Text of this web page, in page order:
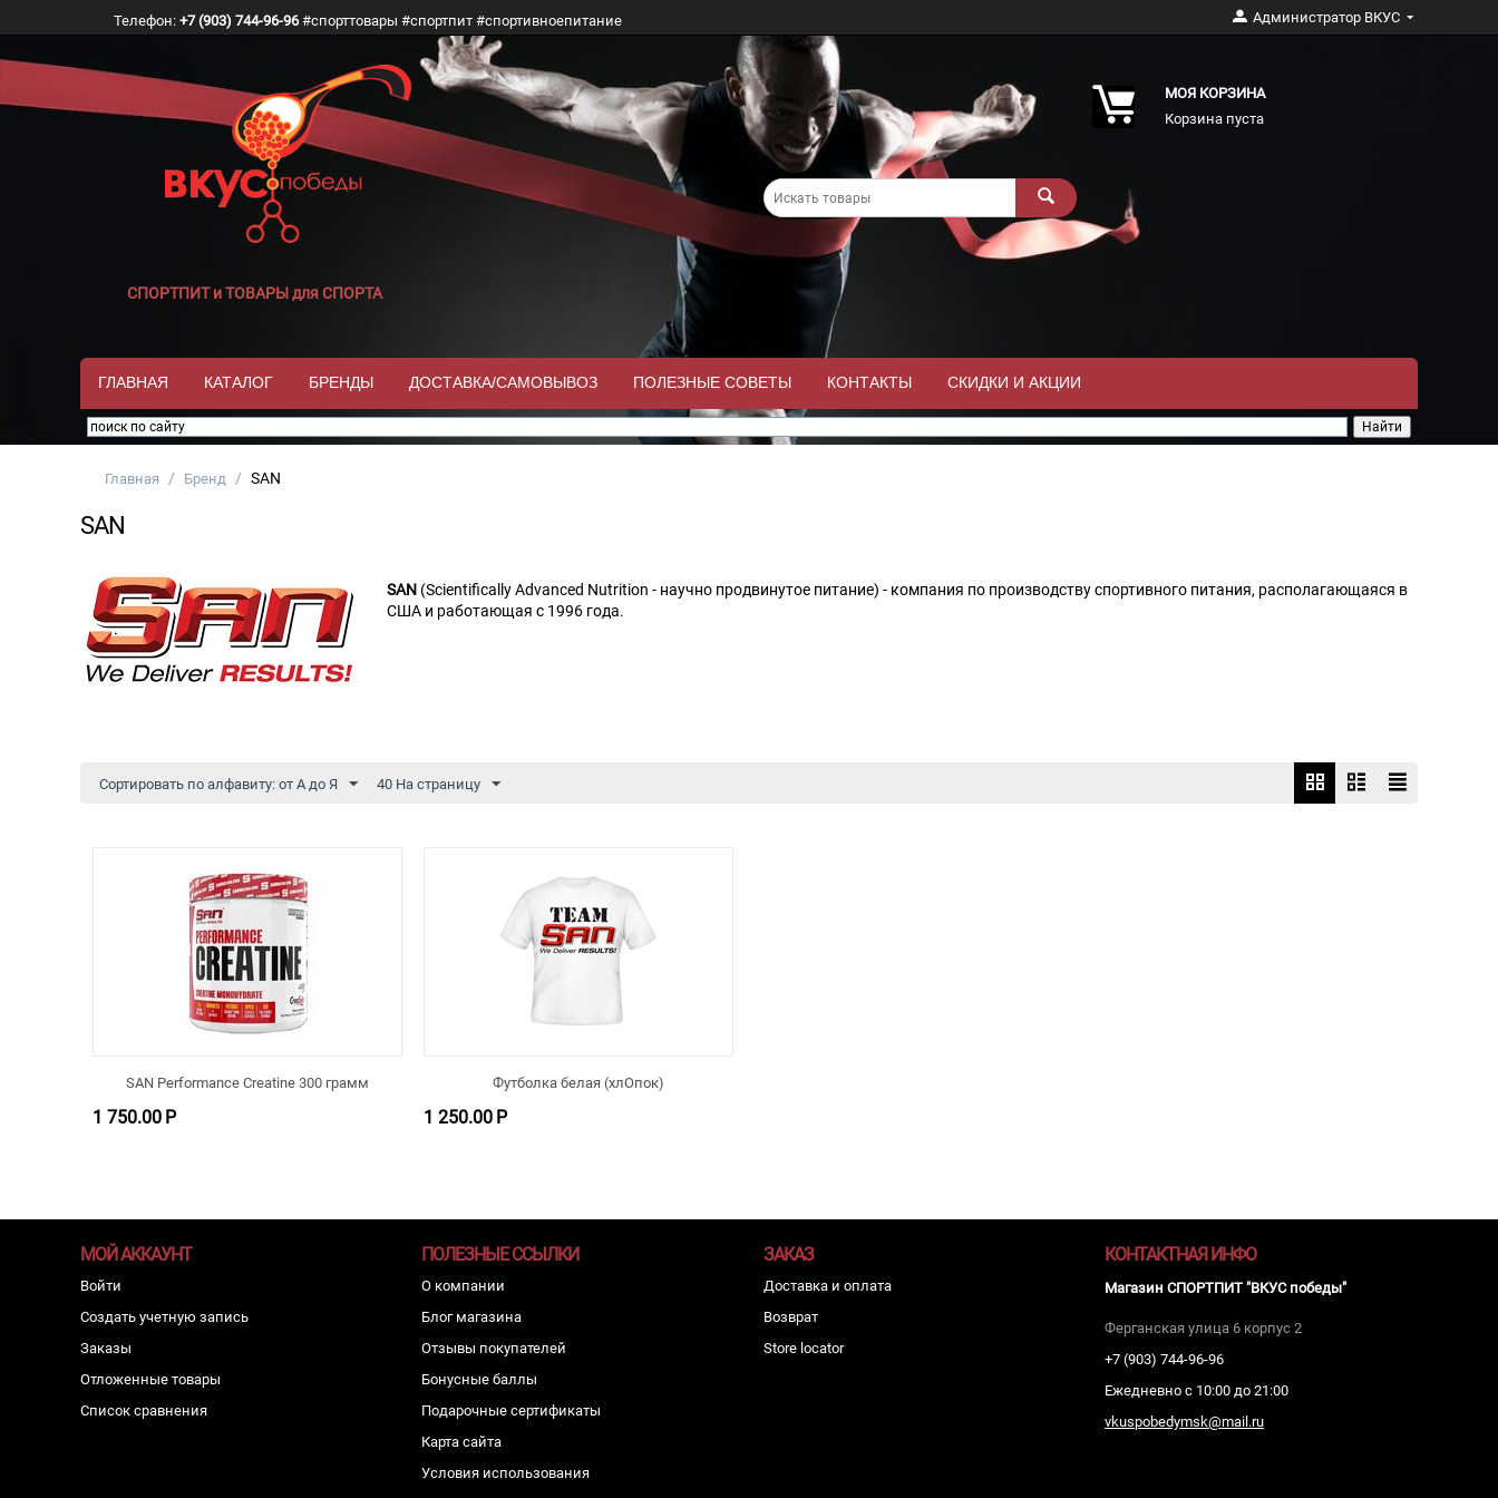
Телефон: +7 (903) 744-96-96#спорттовары #спортпит #спортивноепитание Администратор ВКУС
СПОРТПИТ и ТОВАРЫ для СПОРТА
МОЯ КОРЗИНА
Корзина пуста
ГЛАВНАЯ КАТАЛОГ БРЕНДЫ ДОСТАВКА/САМОВЫВОЗ ПОЛЕЗНЫЕ СОВЕТЫ КОНТАКТЫ СКИДКИ И АКЦИИ
Главная / Бренд / SAN
SAN
SAN (Scientifically Advanced Nutrition - научно продвинутое питание) - компания по производству спортивного питания, располагающаяся в
США и работающая с 1996 года.
Сортировать по алфавиту: от А до Я 40 На страницу
SAN Performance Creatine 300 грамм
1 750.00 Р
Футболка белая (хлОпок)
1 250.00 Р
МОЙ АККАУНТ
Войти
Создать учетную запись
Заказы
Отложенные товары
Список сравнения
ПОЛЕЗНЫЕ ССЫЛКИ
О компании
Блог магазина
Отзывы покупателей
Бонусные баллы
Подарочные сертификаты
Карта сайта
Условия использования
ЗАКАЗ
Доставка и оплата
Возврат
Store locator
КОНТАКТНАЯ ИНФО
Магазин СПОРТПИТ "ВКУС победы"
Ферганская улица 6 корпус 2
+7 (903) 744-96-96
Ежедневно с 10:00 до 21:00
vkuspobedymsk@mail.ru